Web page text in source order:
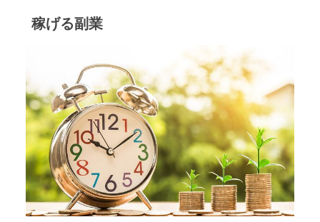
稼げる副業